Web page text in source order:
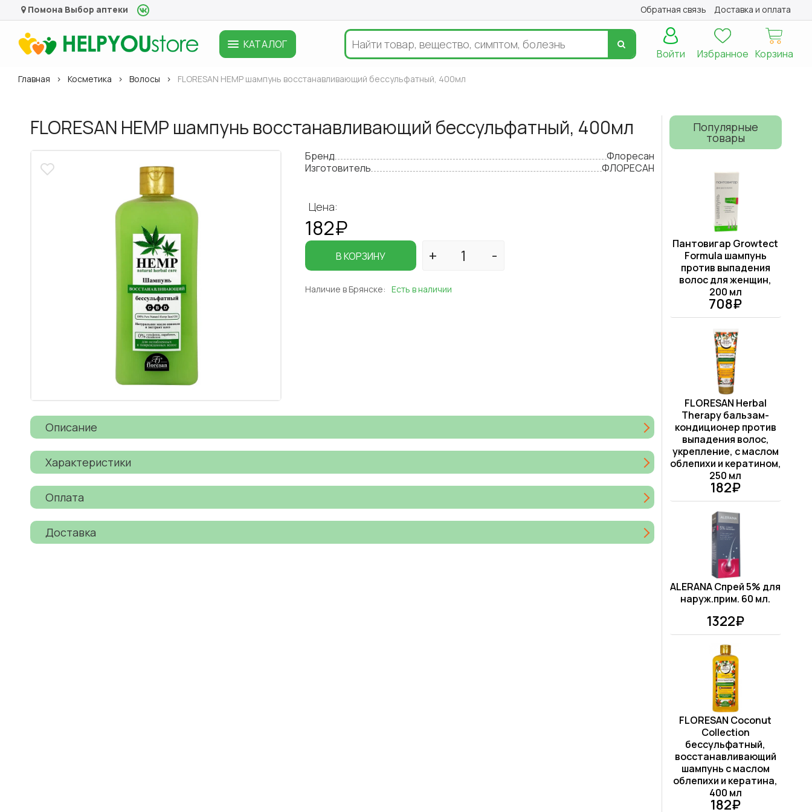
Помона Выбор аптеки Обратная связь Доставка и оплата
КАТАЛОГ
Корзина
Избранное
Войти
Главная Косметика Волосы FLORESAN HEMP шампунь восстанавливающий бессульфатный, 400мл
FLORESAN HEMP шампунь восстанавливающий бессульфатный, 400мл
Бренд
Флоресан
Изготовитель
ФЛОРЕСАН
Цена:
182₽
В КОРЗИНУ
Наличие в Брянске: Есть в наличии
Описание
Характеристики
Оплата
Доставка
Популярные
товары
Пантовигар Growtect
Formula шампунь
против выпадения
волос для женщин,
200 мл
708₽
FLORESAN Herbal
Therapy бальзам-
кондиционер против
выпадения волос,
укрепление, с маслом
облепихи и кератином,
250 мл
182₽
ALERANA Спрей 5% для
наруж.прим. 60 мл.
1322₽
FLORESAN Coconut
Collection
бессульфатный,
восстанавливающий
шампунь с маслом
облепихи и кератина,
400 мл
182₽